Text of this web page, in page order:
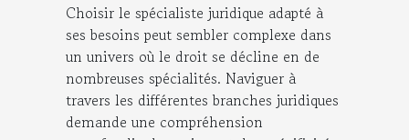
Choisir le spécialiste juridique adapté à
ses besoins peut sembler complexe dans
un univers où le droit se décline en de
nombreuses spécialités. Naviguer à
travers les différentes branches juridiques
demande une compréhension